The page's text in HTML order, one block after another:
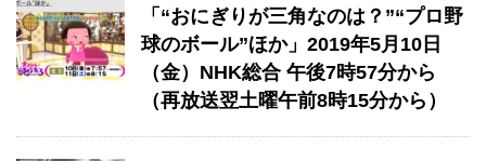
「“おにぎりが三角なのは？”“プロ野
球のボール”ほか」2019年5月10日
（金）NHK総合 午後7時57分から
（再放送翌土曜午前8時15分から）